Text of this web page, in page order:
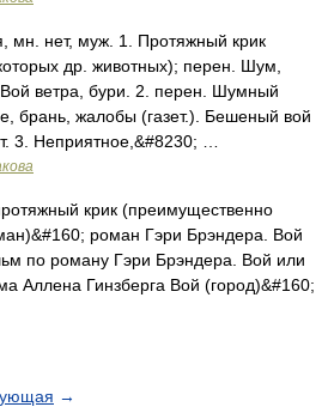
нет, муж. 1. Протяжный крик
др. животных); перен. Шум,
ветра, бури. 2. перен. Шумный
брань, жалобы (газет.). Бешеный вой
3. Неприятное,&#8230; …
крик (преимущественно
роман Гэри Брэндера. Вой
по роману Гэри Брэндера. Вой или
Аллена Гинзберга Вой (город)&#160;
→